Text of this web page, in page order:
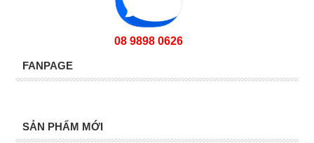
08 9898 0626
FANPAGE
SẢN PHẨM MỚI